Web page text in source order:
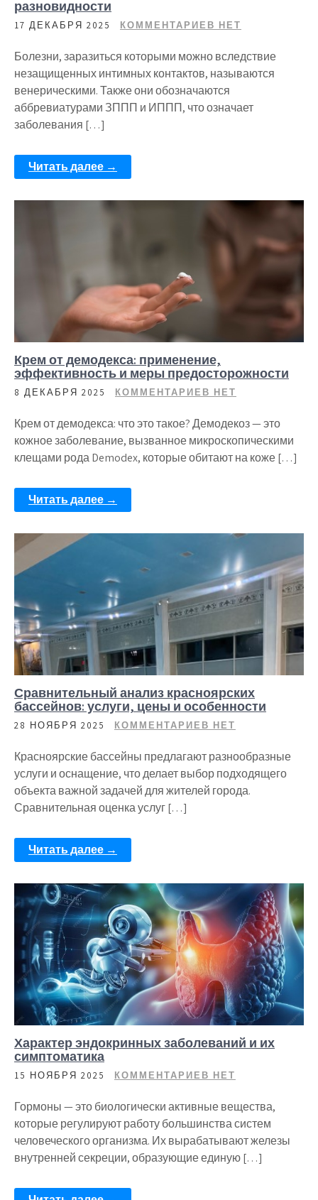
разновидности
17 ДЕКАБРЯ 2025 КОММЕНТАРИЕВ НЕТ
Болезни, заразиться которыми можно вследствие
незащищенных интимных контактов, называются
венерическими. Также они обозначаются
аббревиатурами ЗППП и ИППП, что означает
заболевания […]
Читать далее →
Крем от демодекса: применение,
эффективность и меры предосторожности
8 ДЕКАБРЯ 2025 КОММЕНТАРИЕВ НЕТ
Крем от демодекса: что это такое? Демодекоз — это
кожное заболевание, вызванное микроскопическими
клещами рода Demodex, которые обитают на коже […]
Читать далее →
Сравнительный анализ красноярских
бассейнов: услуги, цены и особенности
28 НОЯБРЯ 2025 КОММЕНТАРИЕВ НЕТ
Красноярские бассейны предлагают разнообразные
услуги и оснащение, что делает выбор подходящего
объекта важной задачей для жителей города.
Сравнительная оценка услуг […]
Читать далее →
Характер эндокринных заболеваний и их
симптоматика
15 НОЯБРЯ 2025 КОММЕНТАРИЕВ НЕТ
Гормоны — это биологически активные вещества,
которые регулируют работу большинства систем
человеческого организма. Их вырабатывают железы
внутренней секреции, образующие единую […]